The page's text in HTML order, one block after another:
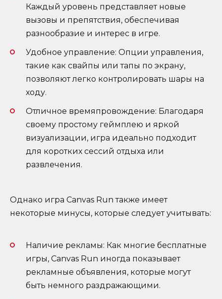
Каждый уровень представляет новые
вызовы и препятствия, обеспечивая
разнообразие и интерес в игре.
Удобное управление: Опции управления,
такие как свайпы или тапы по экрану,
позволяют легко контролировать шары на
ходу.
Отличное времяпровождение: Благодаря
своему простому геймплею и яркой
визуализации, игра идеально подходит
для коротких сессий отдыха или
развлечения.
Однако игра Canvas Run также имеет
некоторые минусы, которые следует учитывать:
Наличие рекламы: Как многие бесплатные
игры, Canvas Run иногда показывает
рекламные объявления, которые могут
быть немного раздражающими.